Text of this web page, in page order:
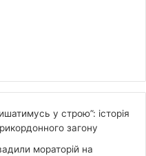
у строю”: історія
загону
мораторій на